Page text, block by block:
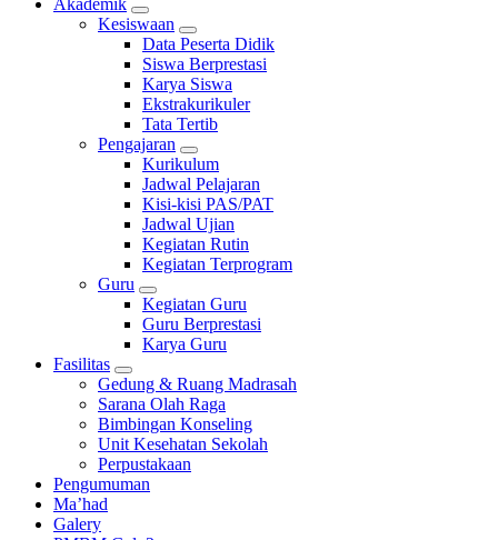
Akademik
Kesiswaan
Data Peserta Didik
Siswa Berprestasi
Karya Siswa
Ekstrakurikuler
Tata Tertib
Pengajaran
Kurikulum
Jadwal Pelajaran
Kisi-kisi PAS/PAT
Jadwal Ujian
Kegiatan Rutin
Kegiatan Terprogram
Guru
Kegiatan Guru
Guru Berprestasi
Karya Guru
Fasilitas
Gedung & Ruang Madrasah
Sarana Olah Raga
Bimbingan Konseling
Unit Kesehatan Sekolah
Perpustakaan
Pengumuman
Ma’had
Galery